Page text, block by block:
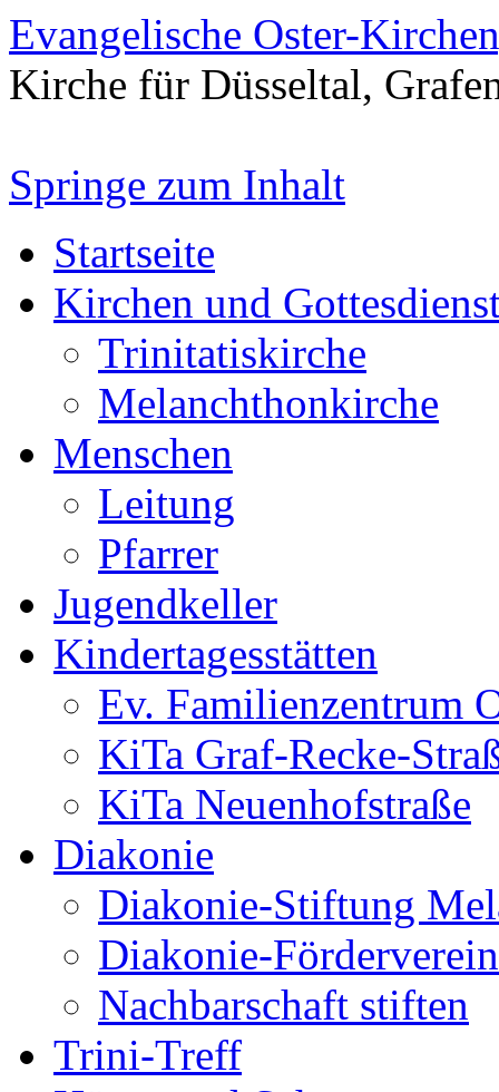
Evangelische Oster-
Kirche für Düsseltal,
Springe zum Inhalt
Startseite
Kirchen und
Trinitatiskirche
Melanchthonkirche
Menschen
Leitung
Pfarrer
Jugendkeller
Kindertagesstätten
Ev. Familienzentrum
KiTa Graf-Recke-
KiTa Neuenhofstraße
Diakonie
Diakonie-Stiftung
Diakonie-
Nachbarschaft stiften
Trini-Treff